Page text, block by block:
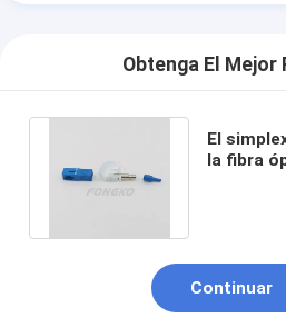
Obtenga El Mejor
El
la fibra
Continuar